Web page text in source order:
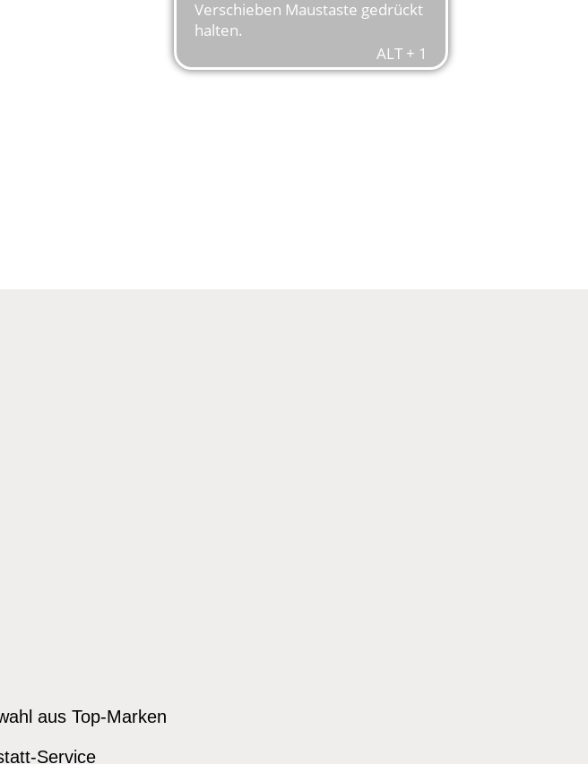
aus Top-Marken
Service